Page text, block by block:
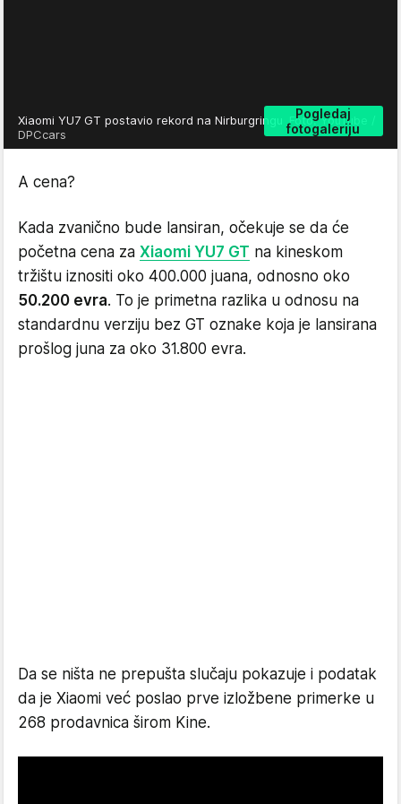
Pogledaj
fotogaleriju
Xiaomi YU7 GT postavio rekord na NirburgringuFoto: YouTube /
DPCcars
A cena?
Kada zvanično bude lansiran, očekuje se da će
početna cena za Xiaomi YU7 GT na kineskom
tržištu iznositi oko 400.000 juana, odnosno oko
50.200 evra. To je primetna razlika u odnosu na
standardnu verziju bez GT oznake koja je lansirana
prošlog juna za oko 31.800 evra.
Da se ništa ne prepušta slučaju pokazuje i podatak
da je Xiaomi već poslao prve izložbene primerke u
268 prodavnica širom Kine.